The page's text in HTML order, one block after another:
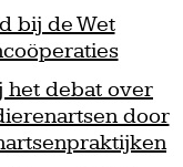
bij de Wet
het debat over
door